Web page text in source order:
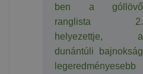
ben a góllövő
ranglista 2.
helyezettje, a
dunántúli bajnokság
legeredményesebb